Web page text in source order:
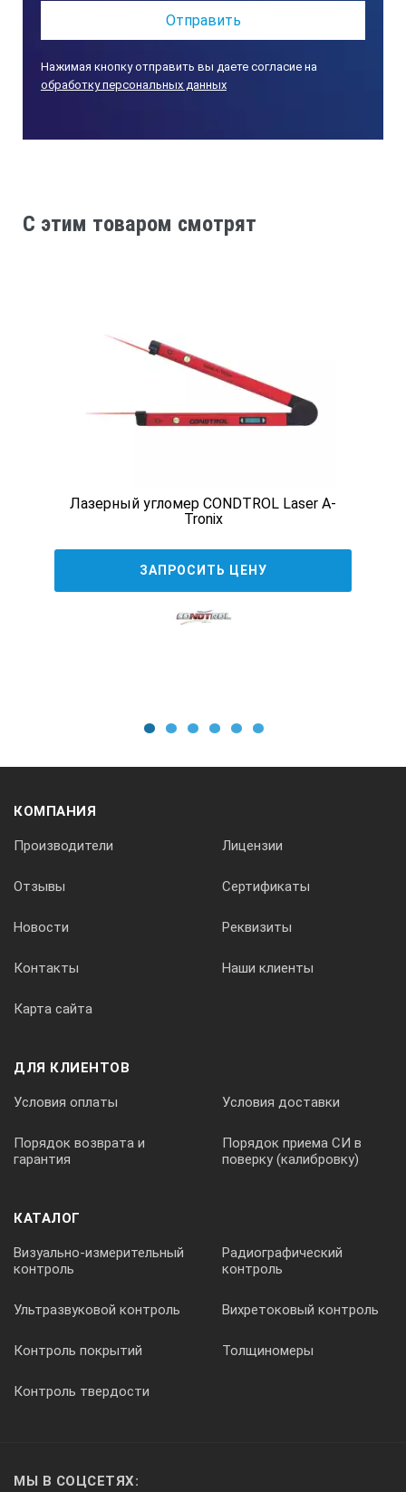
Нажимая кнопку отправить вы даете согласие на
обработку персональных данных
C этим товаром смотрят
Лазерный угломер CONDTROL Laser A-
Tronix
ЗАПРОСИТЬ ЦЕНУ
КОМПАНИЯ
Производители Лицензии
Отзывы Сертификаты
Новости Реквизиты
Контакты Наши клиенты
Карта сайта
ДЛЯ КЛИЕНТОВ
Условия оплаты Условия доставки
Порядок возврата и
гарантия
Порядок приема СИ в
поверку (калибровку)
КАТАЛОГ
Визуально-измерительный
контроль
Радиографический
контроль
Ультразвуковой контроль Вихретоковый контроль
Контроль покрытий Толщиномеры
Контроль твердости
МЫ В СОЦСЕТЯХ: